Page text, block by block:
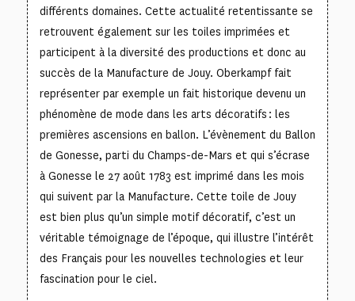
différents domaines. Cette actualité retentissante se
retrouvent également sur les toiles imprimées et
participent à la diversité des productions et donc au
succès de la Manufacture de Jouy. Oberkampf fait
représenter par exemple un fait historique devenu un
phénomène de mode dans les arts décoratifs : les
premières ascensions en ballon. L’évènement du Ballon
de Gonesse, parti du Champs-de-Mars et qui s’écrase
à Gonesse le 27 août 1783 est imprimé dans les mois
qui suivent par la Manufacture. Cette toile de Jouy
est bien plus qu’un simple motif décoratif, c’est un
véritable témoignage de l’époque, qui illustre l’intérêt
des Français pour les nouvelles technologies et leur
fascination pour le ciel.